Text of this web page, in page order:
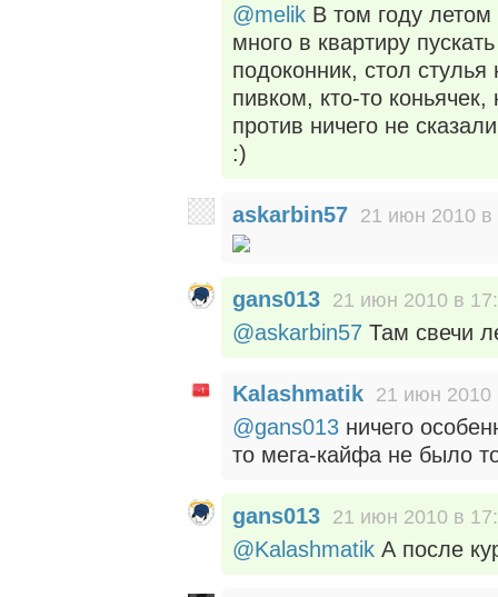
@melik В том году
много в квартиру
подоконник, стол
пивком, кто-то
против ничего не
:)
askarbin57 21 июн 2010 в
gans013 21 июн 2010 в
@askarbin57 Там свечи
Kalashmatik 21 июн 2010
@gans013 ничего
то мега-кайфа не было
gans013 21 июн 2010 в
@Kalashmatik А после